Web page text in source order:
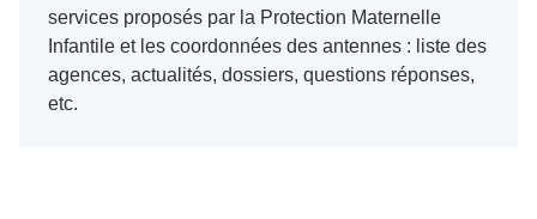
services proposés par la Protection Maternelle
Infantile et les coordonnées des antennes : liste des
agences, actualités, dossiers, questions réponses,
etc.